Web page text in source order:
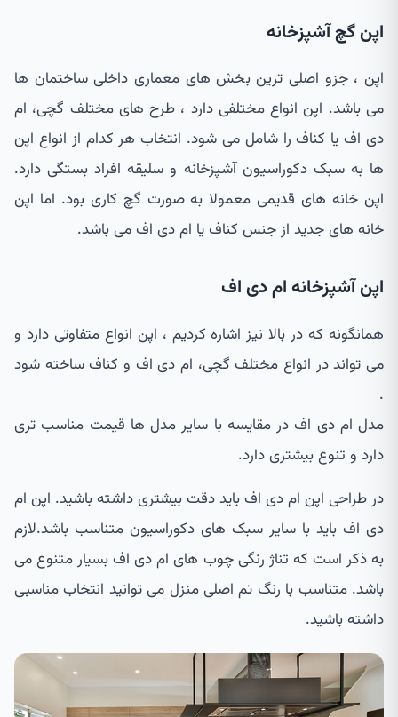
اپن گچ آشپزخانه
اپن ، جزو اصلی ترین بخش های معماری داخلی ساختمان ها
می باشد. اپن انواع مختلفی دارد ، طرح های مختلف گچی، ام
دی اف یا کناف را شامل می شود. انتخاب هر کدام از انواع اپن
ها به سبک دکوراسیون آشپزخانه و سلیقه افراد بستگی دارد.
اپن خانه های قدیمی معمولا به صورت گچ کاری بود. اما اپن
خانه های جدید از جنس کناف یا ام دی اف می باشد.
اپن آشپزخانه ام دی اف
همانگونه که در بالا نیز اشاره کردیم ، اپن انواع متفاوتی دارد و
می تواند در انواع مختلف گچی، ام دی اف و کناف ساخته شود
.
مدل ام دی اف در مقایسه با سایر مدل ها قیمت مناسب تری
دارد و تنوع بیشتری دارد.
در طراحی اپن ام دی اف باید دقت بیشتری داشته باشید. اپن ام
دی اف باید با سایر سبک های دکوراسیون متناسب باشد.لازم
به ذکر است که تناژ رنگی چوب های ام دی اف بسیار متنوع می
باشد. متناسب با رنگ تم اصلی منزل می توانید انتخاب مناسبی
داشته باشید.